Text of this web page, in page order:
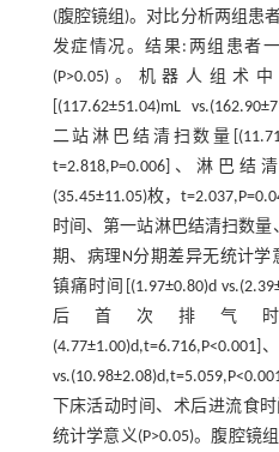
(腹腔镜组)。对比分析两组患
发症情况。结果:两组患者
(P>0.05)。机器人组术
[(117.62±51.04)mL
二站淋巴结清扫数量
t=2.818,P=0.006]、淋巴结
(35.45±11.05)枚，
时间、第一站淋巴结清扫数
期、病理N分期差异无统计学
镇痛时间[(1.97±0.80)d
后首次排气时间
下床活动时间、术后进流食
统计学意义(P>0.05)。腹腔镜